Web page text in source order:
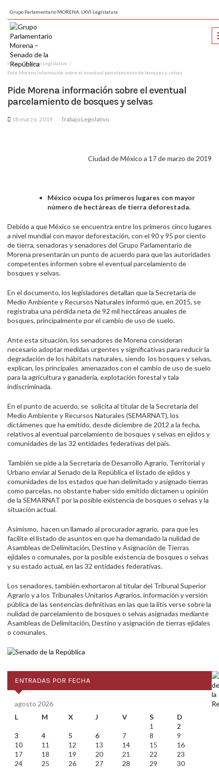
Grupo Parlamentario MORENA, LXVI Legislatura
Inicio
Trabajo Legislativo
Pide Morena información sobre el eventual parcelamiento de bosques y selvas
Pide Morena información sobre el eventual
parcelamiento de bosques y selvas
18 marzo, 2019 Trabajo Legislativo
Ciudad de México a 17 de marzo de 2019
México ocupa los primeros lugares con mayor
número de hectáreas de tierra deforestada.
Debido a que México se encuentra entre los primeros cinco lugares
a nivel mundial con mayor deforestación, con el 90 y 95 por ciento
de tierra, senadoras y senadores del Grupo Parlamentario de
Morena presentarán un punto de acuerdo para que las autoridades
competentes informen sobre el eventual parcelamiento de
bosques y selvas.
En el documento, los legisladores detallan que la Secretaría de
Medio Ambiente y Recursos Naturales informó que, en 2015, se
registraba una pérdida neta de 92 mil hectáreas anuales de
bosques, principalmente por el cambio de uso de suelo.
Ante esta situación, los senadores de Morena consideran
necesario adoptar medidas urgentes y significativas para reducir la
degradación de los hábitats naturales, siendo los bosques y selvas,
explican, los principales amenazados con el cambio de uso de suelo
para la agricultura y ganadería, explotación forestal y tala
indiscriminada.
En el punto de acuerdo, se solicita al titular de la Secretaría del
Medio Ambiente y Recursos Naturales (SEMARNAT), los
dictámenes que ha emitido, desde diciembre de 2012 a la fecha,
relativos al eventual parcelamiento de bosques y selvas en ejidos y
comunidades de las 32 entidades federativas del país.
También se pide a la Secretaría de Desarrollo Agrario, Territorial y
Urbano enviar al Senado de la República el listado de ejidos y
comunidades de los estados que han delimitado y asignado tierras
como parcelas, no obstante haber sido emitido dictamen u opinión
de la SEMARNAT por la posible existencia de bosques o selvas y la
situación actual.
Asimismo, hacen un llamado al procurador agrario, para que les
facilite el listado de asuntos en que ha demandado la nulidad de
Asambleas de Delimitación, Destino y Asignación de Tierras
ejidales o comunales, por la posible existencia de bosques o selvas
y su estado actual, en las 32 entidades federativas.
Los senadores, también exhortaron al titular del Tribunal Superior
Agrario y a los Tribunales Unitarios Agrarios, información y versión
pública de las sentencias definitivas en las que la litis verse sobre la
nulidad de parcelamiento de bosques o selvas asignadas mediante
Asambleas de Delimitación, Destino y asignación de tierras ejidales
o comunales.
ENTRADAS POR FECHA
agosto 2026
L
M X J V S
D
1
2
3
4 5 6 7 8
9
10
11 12 13 14 15
16
17
18 19 20 21 22
23
24
25 26 27 28 29
30